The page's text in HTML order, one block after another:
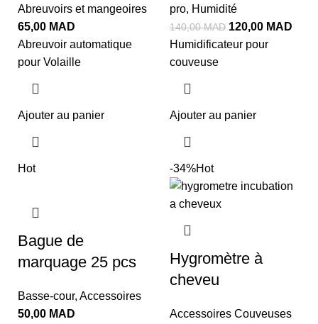
Abreuvoirs et mangeoires
65,00 MAD
Abreuvoir automatique
pour Volaille
Ajouter au panier
pro, Humidité
140,00MAD 120,00 MAD
Humidificateur pour
couveuse
Ajouter au panier
Hot
Bague de
marquage 25 pcs
Basse-cour, Accessoires
50,00 MAD
-34%Hot
Hygromètre à
cheveu
Accessoires Couveuses